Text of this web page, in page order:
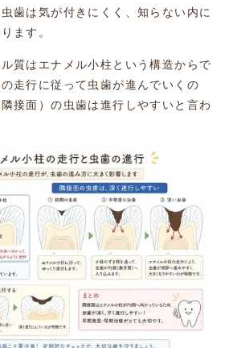
歯は気が付きにくく、知らない内に
ます。
質はエナメル小柱という構造からで
走行に従って虫歯が進んでいくの
接面）の虫歯は進行しやすいと言わ